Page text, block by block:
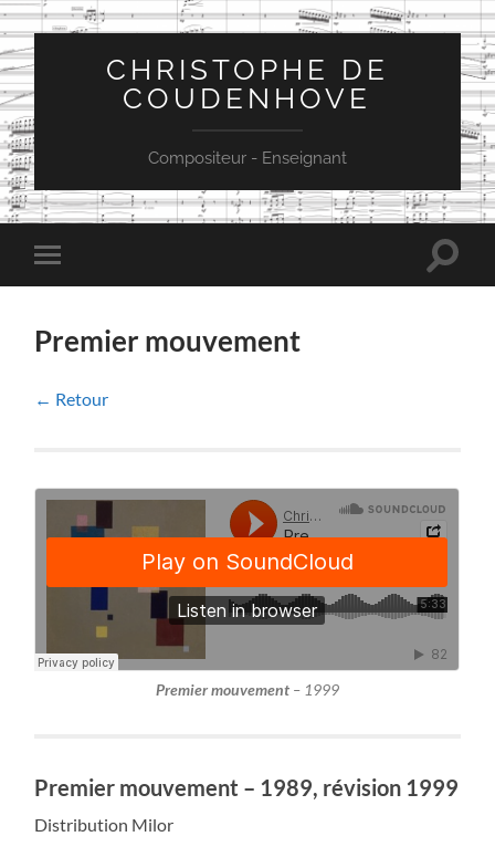
CHRISTOPHE DE
COUDENHOVE
Compositeur - Enseignant
Toggle
mobile
Toggle
Premier mouvement
← Retour
Premier mouvement– 1999
Premier mouvement – 1989, révision 1999
Distribution Milor